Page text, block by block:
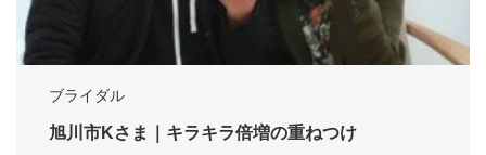
ブライダル
旭川市Kさま｜キラキラ倍増の重ねつけ